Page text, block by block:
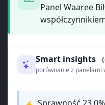
Panel Waaree
Smart insights
porównanie z panelami